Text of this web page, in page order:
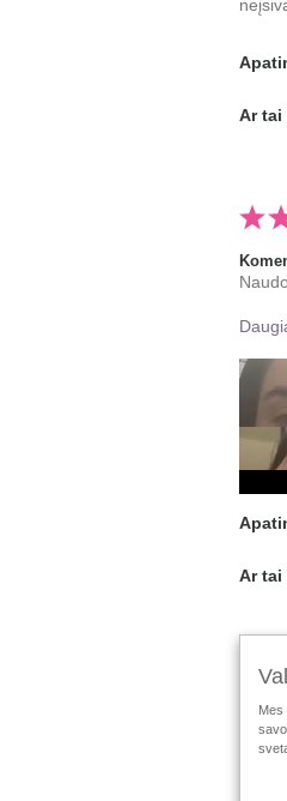
Ar tai
Ar
Kaip
Ar tai
Mes